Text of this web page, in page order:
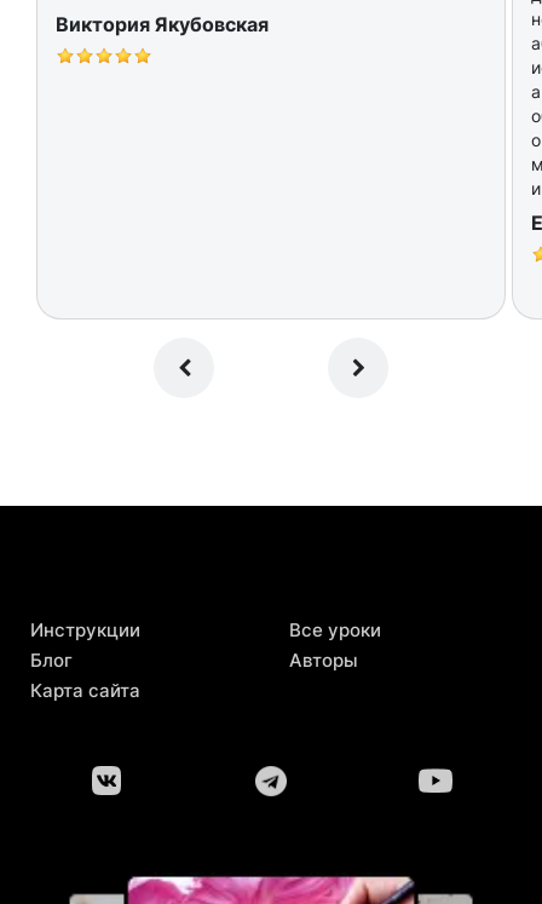
Виктория Якубовская
Инструкции
Блог
Карта сайта
Все уроки
Авторы